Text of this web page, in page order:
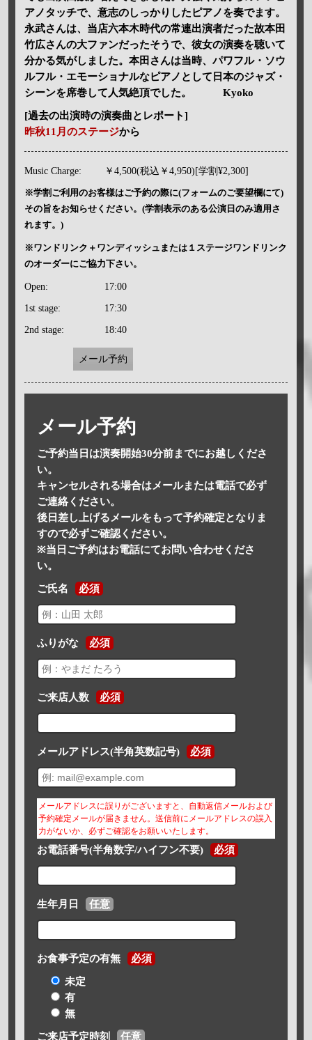
アノタッチで、意志のしっかりしたピアノを奏でます。
永武さんは、当店六本木時代の常連出演者だった故本田
竹広さんの大ファンだったそうで、彼女の演奏を聴いて
分かる気がしました。本田さんは当時、パワフル・ソウ
ルフル・エモーショナルなピアノとして日本のジャズ・
シーンを席巻して人気絶頂でした。 Kyoko
[過去の出演時の演奏曲とレポート]
昨秋11月のステージから
Music Charge: ￥4,500(税込￥4,950)[学割¥2,300]
※学割ご利用のお客様はご予約の際に(フォームのご要望欄にて)
その旨をお知らせください。(学割表示のある公演日のみ適用さ
れます。)
※ワンドリンク＋ワンディッシュまたは１ステージワンドリンク
のオーダーにご協力下さい。
Open: 17:00
1st stage: 17:30
2nd stage: 18:40
メール予約
メール予約
ご予約当日は演奏開始30分前までにお越しくださ
い。
キャンセルされる場合はメールまたは電話で必ず
ご連絡ください。
後日差し上げるメールをもって予約確定となりま
すので必ずご確認ください。
※当日ご予約はお電話にてお問い合わせくださ
い。
ご氏名 必須
ふりがな 必須
ご来店人数 必須
メールアドレス(半角英数記号) 必須
メールアドレスに誤りがございますと、自動返信メールおよび
予約確定メールが届きません。送信前にメールアドレスの誤入
力がないか、必ずご確認をお願いいたします。
お電話番号(半角数字/ハイフン不要) 必須
生年月日 任意
お食事予定の有無 必須
未定
有
無
ご来店予定時刻 任意